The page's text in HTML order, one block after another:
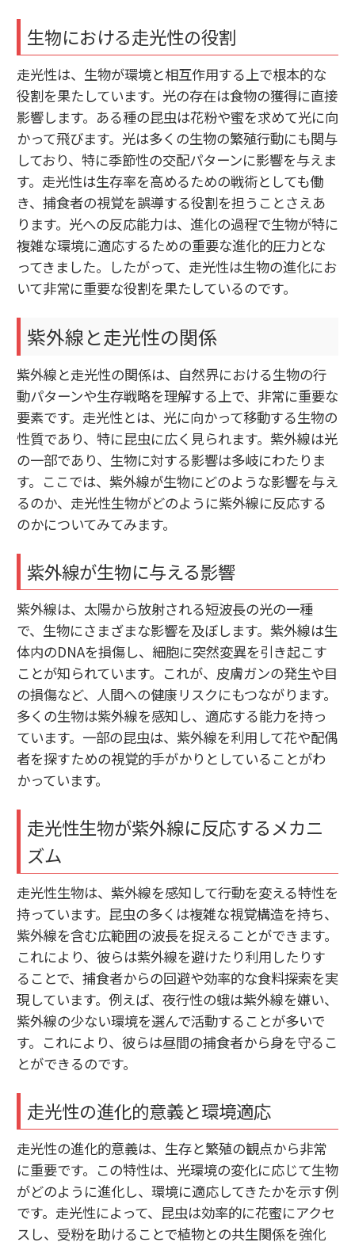
生物における走光性の役割
走光性は、生物が環境と相互作用する上で根本的な
役割を果たしています。光の存在は食物の獲得に直接
影響します。ある種の昆虫は花粉や蜜を求めて光に向
かって飛びます。光は多くの生物の繁殖行動にも関与
しており、特に季節性の交配パターンに影響を与えま
す。走光性は生存率を高めるための戦術としても働
き、捕食者の視覚を誤導する役割を担うことさえあ
ります。光への反応能力は、進化の過程で生物が特に
複雑な環境に適応するための重要な進化的圧力とな
ってきました。したがって、走光性は生物の進化にお
いて非常に重要な役割を果たしているのです。
紫外線と走光性の関係
紫外線と走光性の関係は、自然界における生物の行
動パターンや生存戦略を理解する上で、非常に重要な
要素です。走光性とは、光に向かって移動する生物の
性質であり、特に昆虫に広く見られます。紫外線は光
の一部であり、生物に対する影響は多岐にわたりま
す。ここでは、紫外線が生物にどのような影響を与え
るのか、走光性生物がどのように紫外線に反応する
のかについてみてみます。
紫外線が生物に与える影響
紫外線は、太陽から放射される短波長の光の一種
で、生物にさまざまな影響を及ぼします。紫外線は生
体内のDNAを損傷し、細胞に突然変異を引き起こす
ことが知られています。これが、皮膚ガンの発生や目
の損傷など、人間への健康リスクにもつながります。
多くの生物は紫外線を感知し、適応する能力を持っ
ています。一部の昆虫は、紫外線を利用して花や配偶
者を探すための視覚的手がかりとしていることがわ
かっています。
走光性生物が紫外線に反応するメカニ
ズム
走光性生物は、紫外線を感知して行動を変える特性を
持っています。昆虫の多くは複雑な視覚構造を持ち、
紫外線を含む広範囲の波長を捉えることができます。
これにより、彼らは紫外線を避けたり利用したりす
ることで、捕食者からの回避や効率的な食料探索を実
現しています。例えば、夜行性の蛾は紫外線を嫌い、
紫外線の少ない環境を選んで活動することが多いで
す。これにより、彼らは昼間の捕食者から身を守るこ
とができるのです。
走光性の進化的意義と環境適応
走光性の進化的意義は、生存と繁殖の観点から非常
に重要です。この特性は、光環境の変化に応じて生物
がどのように進化し、環境に適応してきたかを示す例
です。走光性によって、昆虫は効率的に花蜜にアクセ
スし、受粉を助けることで植物との共生関係を強化